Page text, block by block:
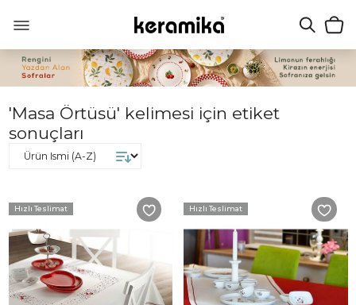
'Masa Örtüsü' kelimesi için etiket
sonuçları
Hızlı Teslimat Hızlı Teslimat